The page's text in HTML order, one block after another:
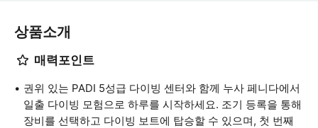
상품소개
매력포인트
권위 있는 PADI 5성급 다이빙 센터와 함께 누사 페니다에서
일출 다이빙 모험으로 하루를 시작하세요. 조기 등록을 통해
장비를 선택하고 다이빙 보트에 탑승할 수 있으며, 첫 번째